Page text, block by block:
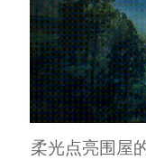
柔光点亮围屋